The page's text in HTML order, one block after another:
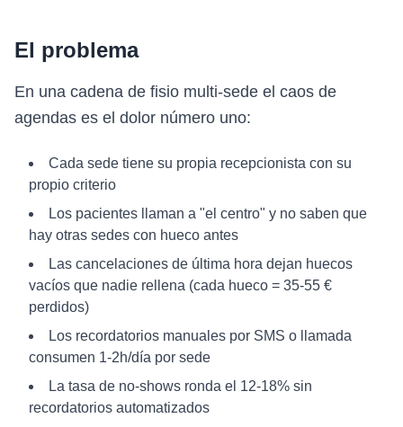
El problema
En una cadena de fisio multi-sede el caos de
agendas es el dolor número uno:
Cada sede tiene su propia recepcionista con su
propio criterio
Los pacientes llaman a "el centro" y no saben que
hay otras sedes con hueco antes
Las cancelaciones de última hora dejan huecos
vacíos que nadie rellena (cada hueco = 35-55 €
perdidos)
Los recordatorios manuales por SMS o llamada
consumen 1-2h/día por sede
La tasa de no-shows ronda el 12-18% sin
recordatorios automatizados